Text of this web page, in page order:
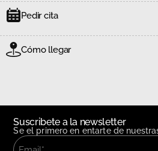
Pedir cita
Cómo llegar
Suscribete a la newsletter
Se el primero en entarte de